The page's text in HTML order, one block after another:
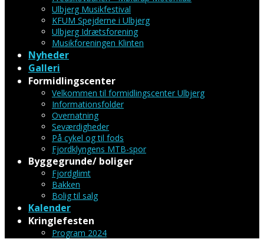
Ulbjerg Musikfestival
KFUM Spejderne i Ulbjerg
Ulbjerg Idrætsforening
Musikforeningen Klinten
Nyheder
Galleri
Formidlingscenter
Velkommen til formidlingscenter Ulbjerg
Informationsfolder
Overnatning
Seværdigheder
På cykel og til fods
Fjordklyngens MTB-spor
Byggegrunde/ boliger
Fjordglimt
Bakken
Bolig til salg
Kalender
Kringlefesten
Program 2024